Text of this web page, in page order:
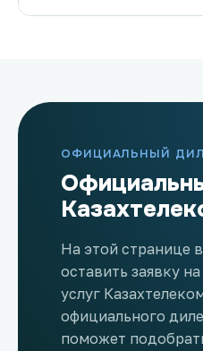
ОФИЦИАЛЬНЫЙ
На этой странице
оставить заявку
услуг
официального
поможет